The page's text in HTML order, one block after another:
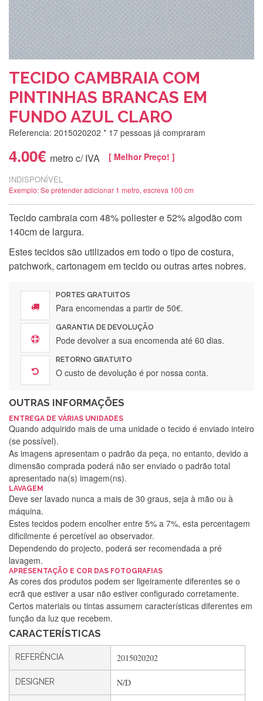
TECIDO CAMBRAIA COM
PINTINHAS BRANCAS EM
FUNDO AZUL CLARO
Referencia: 2015020202 * 17 pessoas já compraram
4.00€ metro c/ IVA [ Melhor Preço! ]
INDISPONÍVEL
Exemplo: Se pretender adicionar 1 metro, escreva 100 cm
Tecido cambraia com 48% poliester e 52% algodão com
140cm de largura.
Estes tecidos são utilizados em todo o tipo de costura,
patchwork, cartonagem em tecido ou outras artes nobres.
PORTES GRATUITOS
Para encomendas a partir de 50€.
GARANTIA DE DEVOLUÇÃO
Pode devolver a sua encomenda até 60 dias.
RETORNO GRATUITO
O custo de devolução é por nossa conta.
OUTRAS INFORMAÇÕES
ENTREGA DE VÁRIAS UNIDADES
Quando adquirido mais de uma unidade o tecido é enviado inteiro
(se possível).
As imagens apresentam o padrão da peça, no entanto, devido a
dimensão comprada poderá não ser enviado o padrão total
apresentado na(s) imagem(ns).
LAVAGEM
Deve ser lavado nunca a mais de 30 graus, seja à mão ou à
máquina.
Estes tecidos podem encolher entre 5% a 7%, esta percentagem
dificilmente é percetível ao observador.
Dependendo do projecto, poderá ser recomendada a pré
lavagem.
APRESENTAÇÃO E COR DAS FOTOGRAFIAS
As cores dos produtos podem ser ligeiramente diferentes se o
ecrã que estiver a usar não estiver configurado corretamente.
Certos materiais ou tintas assumem características diferentes em
função da luz que recebem.
CARACTERÍSTICAS
REFERÊNCIA 2015020202
DESIGNER N/D
Silvia Lopes
Encomenda direitinha. Rapidez e segurança. Volto a
encomendar.
Silvia André
Gostei ,Serviço bastante rápido. recomendo